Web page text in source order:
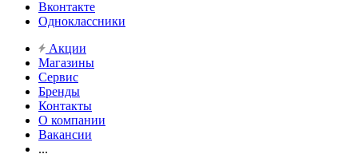
Вконтакте
Одноклассники
Акции
Магазины
Сервис
Бренды
Контакты
О компании
Вакансии
...